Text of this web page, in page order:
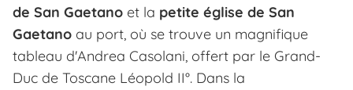
de San Gaetano et la petite église de San
Gaetano au port, où se trouve un magnifique
tableau d'Andrea Casolani, offert par le Grand-
Duc de Toscane Léopold II°. Dans la